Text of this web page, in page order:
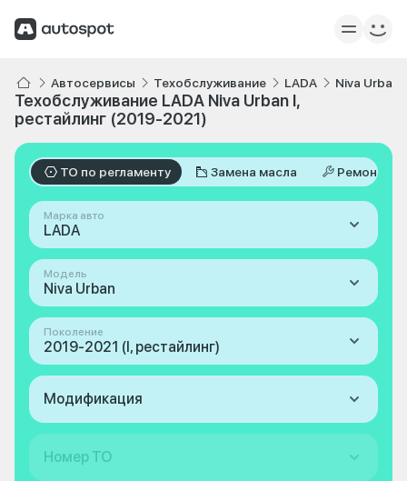
Автосервисы Техобслуживание LADA Niva Urban
Техобслуживание LADA Niva Urban I,
рестайлинг (2019-2021)
ТО по регламенту Замена масла Ремонт
Марка авто
LADA
Модель
Niva Urban
Поколение
2019-2021 (I, рестайлинг)
Модификация
Номер ТО